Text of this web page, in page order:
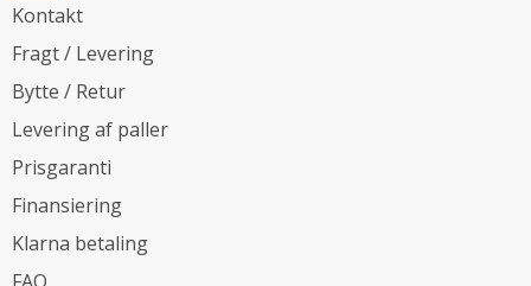
Kontakt
Fragt / Levering
Bytte / Retur
Levering af paller
Prisgaranti
Finansiering
Klarna betaling
FAQ